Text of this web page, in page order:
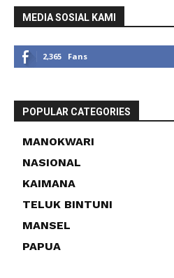
MEDIA SOSIAL KAMI
2,365 Fans
POPULAR CATEGORIES
MANOKWARI
NASIONAL
KAIMANA
TELUK BINTUNI
MANSEL
PAPUA